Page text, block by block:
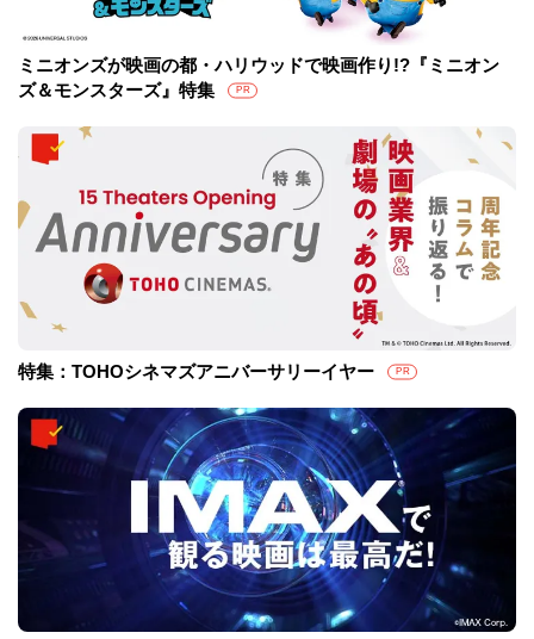
ミニオンズが映画の都・ハリウッドで映画作り!?『ミニオン
ズ＆モンスターズ』特集
PR
特集：TOHOシネマズアニバーサリーイヤー PR